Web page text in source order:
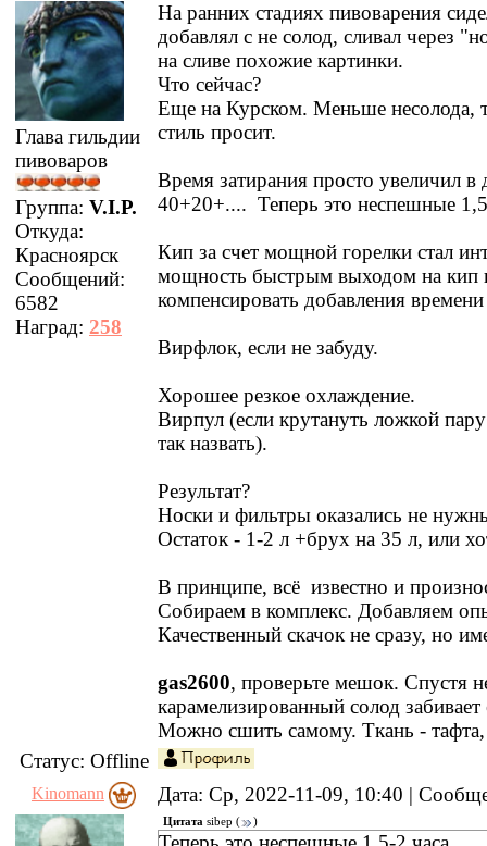
Глава гильдии
пивоваров
Группа: V.I.P.
Откуда:
Красноярск
Сообщений:
6582
Наград: 258
На ранних стадиях пивоварения
добавлял с не солод, сливал через
на сливе похожие картинки.
Что сейчас?
Еще на Курском. Меньше несолода,
стиль просит.
Время затирания просто увеличил в
40+20+.... Теперь это неспешные
Кип за счет мощной горелки стал
мощность быстрым выходом на кип
компенсировать добавления
Вирфлок, если не забуду.
Хорошее резкое охлаждение.
Вирпул (если крутануть ложкой
так назвать).
Результат?
Носки и фильтры оказались не
Остаток - 1-2 л +брух на 35 л, или
В принципе, всё известно и
Собираем в комплекс. Добавляем
Качественный скачок не сразу, но
gas2600, проверьте мешок. Спустя
карамелизированный солод забивает
Можно сшить самому. Ткань - тафта,
Статус: Offline
Kinomann Дата: Ср, 2022-11-09, 10:40 |
Цитата sibep ( )